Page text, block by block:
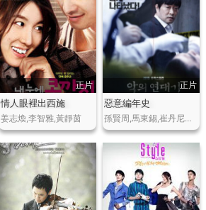
正片
情人眼裡出西施
姜志煥,李智雅,黃靜茵
正片
惡意編年史
孫賢周,馬東錫,崔丹尼爾,樸敘俊